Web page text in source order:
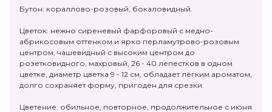
Бутон: кораллово-розовый, бокаловидный.
Цветок: нежно сиреневый фарфоровый с медно-
абрикосовым оттенком и ярко перламутрово-розовым
центром, чашевидный с высоким центром до
розетковидного, махровый, 26 - 40 лепестков в одном
цветке, диаметр цветка 9 - 12 см, обладает лёгким ароматом,
долго сохраняет форму, пригоден для срезки.
Цветение: обильное, повторное, продолжительное с июня